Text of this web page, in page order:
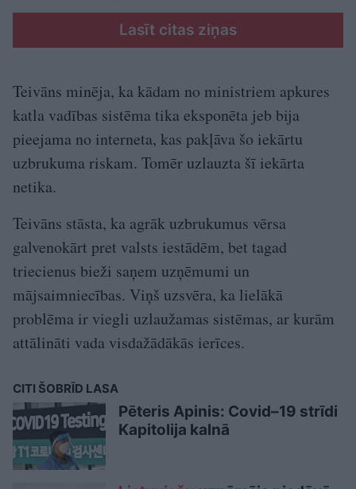
Lasīt citas ziņas
Teivāns minēja, ka kādam no ministriem apkures
katla vadības sistēma tika eksponēta jeb bija
pieejama no interneta, kas pakļāva šo iekārtu
uzbrukuma riskam. Tomēr uzlauzta šī iekārta
netika.
Teivāns stāsta, ka agrāk uzbrukumus vērsa
galvenokārt pret valsts iestādēm, bet tagad
triecienus bieži saņem uzņēmumi un
mājsaimniecības. Viņš uzsvēra, ka lielākā
problēma ir viegli uzlaužamas sistēmas, ar kurām
attālināti vada visdažādākās ierīces.
CITI ŠOBRĪD LASA
Pēteris Apinis: Covid–19 strīdi
Kapitolija kalnā